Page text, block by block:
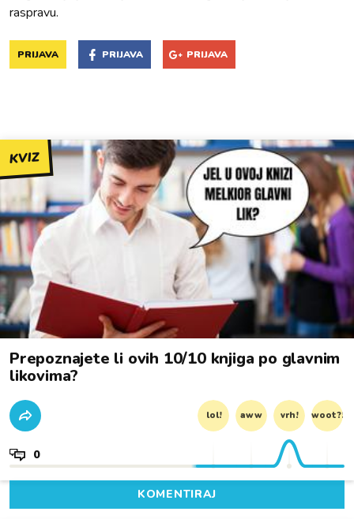
raspravu.
PRIJAVA PRIJAVA PRIJAVA
KVIZ
Prepoznajete li ovih 10/10 knjiga po glavnim
likovima?
lol! aww vrh! woot?!
0
KOMENTIRAJ